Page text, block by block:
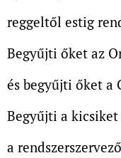
reggeltől estig
Begyűjti őket az
és begyűjti őket a
Begyűjti a
a